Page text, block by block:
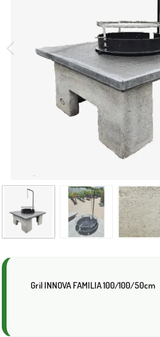
Gril INNOVA FAMILIA 100/100/50cm